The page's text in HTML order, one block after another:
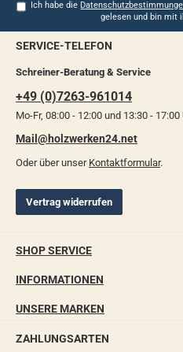
Ich habe die
gelesen und bin mit
SERVICE-TELEFON
Schreiner-Beratung & Service
+49 (0)7263-961014
Mo-Fr, 08:00 - 12:00 und 13:30 - 17:00
Mail@holzwerken24.net
Oder über unser Kontaktformular.
Vertrag widerrufen
SHOP SERVICE
INFORMATIONEN
UNSERE MARKEN
ZAHLUNGSARTEN